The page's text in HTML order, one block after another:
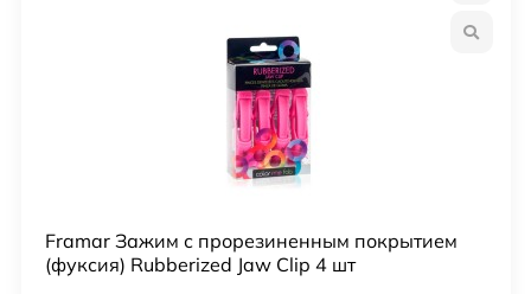
Framar Зажим с прорезиненным покрытием
(фуксия) Rubberized Jaw Clip 4 шт